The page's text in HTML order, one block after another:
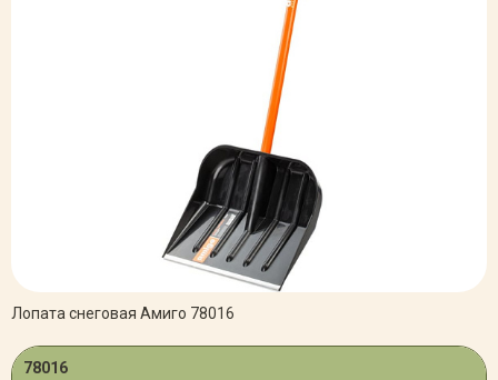
Лопата снеговая Амиго 78016
78016